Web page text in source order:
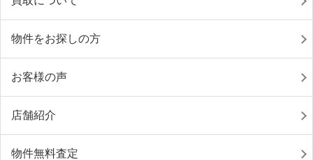
物件をお探しの方
お客様の声
店舗紹介
物件無料査定